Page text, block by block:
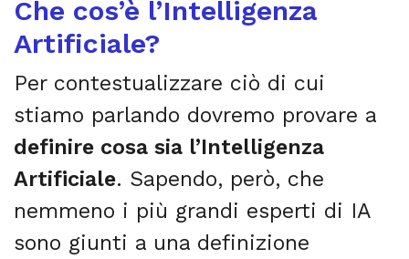
Che cos’è l’Intelligenza
Artificiale?
Per contestualizzare ciò di cui
stiamo parlando dovremo provare a
definire cosa sia l’Intelligenza
Artificiale. Sapendo, però, che
nemmeno i più grandi esperti di IA
sono giunti a una definizione